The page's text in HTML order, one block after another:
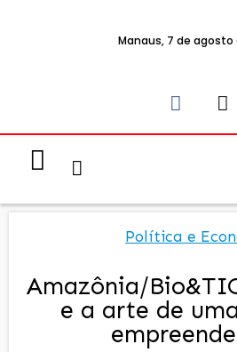
Manaus, 7 de agosto
Política e
Amazônia/
e a arte de